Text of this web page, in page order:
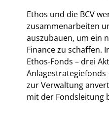
Ethos und die BCV
zusammenarbeiten
auszubauen, um ein
Finance zu schaffen.
Ethos-Fonds – drei
Anlagestrategiefonds
zur Verwaltung
mit der Fondsleitung